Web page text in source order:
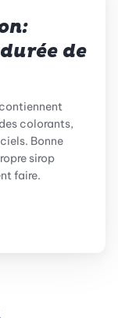
de
colorants,
Bonne
sirop
faire.